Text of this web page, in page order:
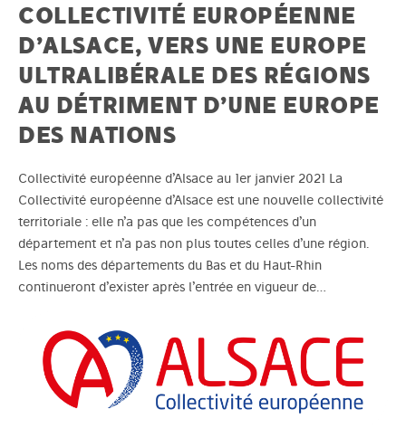
COLLECTIVITÉ EUROPÉENNE
D’ALSACE, VERS UNE EUROPE
ULTRALIBÉRALE DES RÉGIONS
AU DÉTRIMENT D’UNE EUROPE
DES NATIONS
Collectivité européenne d’Alsace au 1er janvier 2021 La
Collectivité européenne d’Alsace est une nouvelle collectivité
territoriale : elle n’a pas que les compétences d’un
département et n’a pas non plus toutes celles d’une région.
Les noms des départements du Bas et du Haut-Rhin
continueront d’exister après l’entrée en vigueur de…